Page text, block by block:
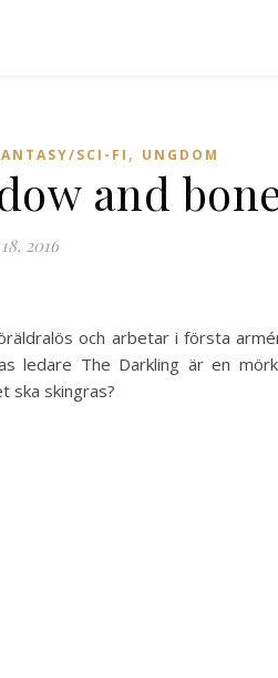
SCI-FI , UNGDOM
and
2016
och arbetar i första
ledare The Darkling är en
ska skingras?